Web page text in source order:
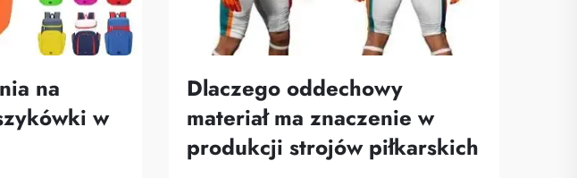
na
w
Dlaczego oddechowy
materiał ma znaczenie w
produkcji strojów piłkarskich